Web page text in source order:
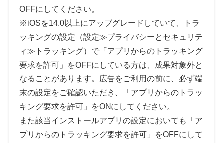
OFFにしてください。
※iOSを14.0以上にアップグレードしていて、トラ
ッキングの設定（設定≫プライバシーとセキュリテ
ィ≫トラッキング）で「アプリからのトラッキング
要求を許可」をOFFにしている方は、成果対象外と
なることがあります。広告をご利用の前に、必ず端
末の設定をご確認いただき、「アプリからのトラッ
キング要求を許可」をONにしてください。
また該当インストールアプリの設定においても「ア
プリからのトラッキング要求を許可」をOFFにして